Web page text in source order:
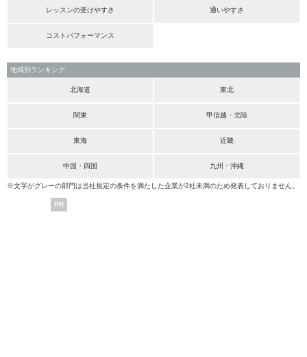
レッスンの受けやすさ 通いやすさ
コストパフォーマンス
地域別ランキング
北海道 東北
関東 甲信越・北陸
東海 近畿
中国・四国 九州・沖縄
※文字がグレーの部門は当社規定の条件を満たした企業が2社未満のため発表しておりません。
PR